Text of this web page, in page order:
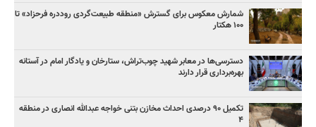
شمارش معکوس برای گسترش «منطقه طبیعت‌گردی روددره فرحزاد» تا
۱۰۰ هکتار
دسترسی‌ها در معابر شهید چوب‌تراش، ستارخان و یادگار امام در آستانه
بهره‌برداری قرار دارند
تکمیل ۹۰ درصدی احداث مخازن بتنی خواجه عبدالله انصاری در منطقه
۴